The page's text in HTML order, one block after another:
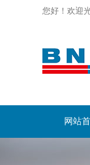
您好！欢迎
网站